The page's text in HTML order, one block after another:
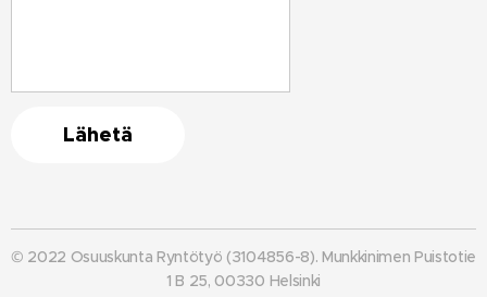
Lähetä
© 2022 Osuuskunta Ryntötyö (3104856-8). Munkkinimen Puistotie
1 B 25, 00330 Helsinki